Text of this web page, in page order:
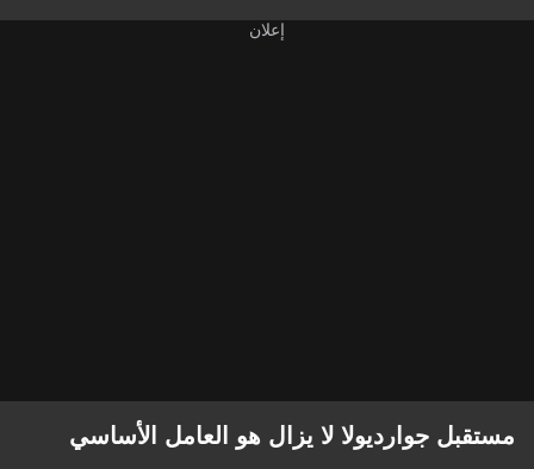
مستقبل جوارديولا لا يزال هو العامل الأساسي